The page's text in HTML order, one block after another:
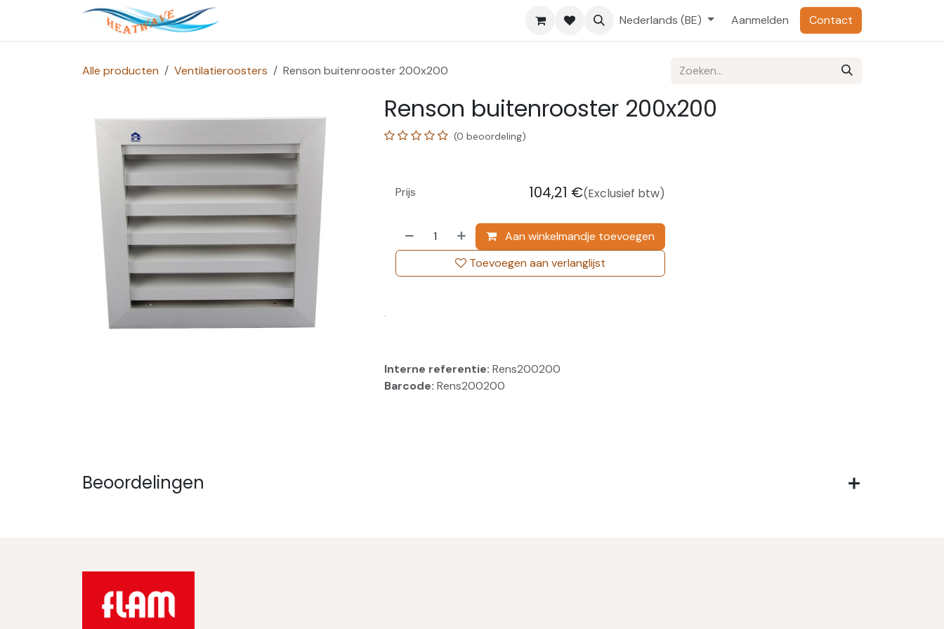
Overslaan naar inhoud
Nederlands (BE) Aanmelden Contact
Alle producten Ventilatieroosters Renson buitenrooster 200x200
Renson buitenrooster 200x200
(0 beoordeling)
Aan winkelmandje toevoegen
Toevoegen aan verlanglijst
Prijs 104,21 €(Exclusief btw)
.
Interne referentie: Rens200200
Barcode: Rens200200
Beoordelingen